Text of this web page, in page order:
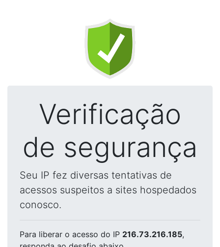
Verificação
de segurança
Seu IP fez diversas tentativas de
acessos suspeitos a sites hospedados
conosco.
Para liberar o acesso do IP 216.73.216.185,